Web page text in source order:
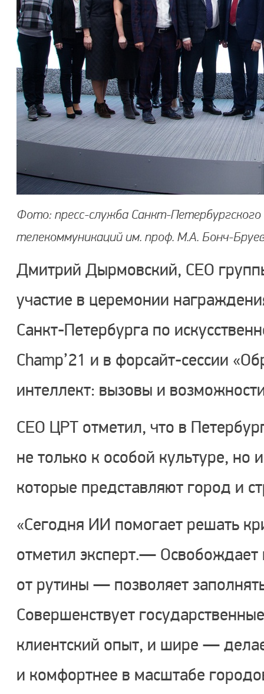
Фото: пресс-служба Санкт-
телекоммуникаций им. проф. М.А. Бонч-
Дмитрий Дырмовский, CEO
участие в церемонии
Санкт-Петербурга по
Champ’21 и в форсайт-сессии
интеллект: вызовы и
CEO ЦРТ отметил, что в
не только к особой культуре,
которые представляют город и
«Сегодня ИИ помогает решать
отметил эксперт.— Освобождает
от рутины — позволяет
Совершенствует
клиентский опыт, и шире —
и комфортнее в масштабе